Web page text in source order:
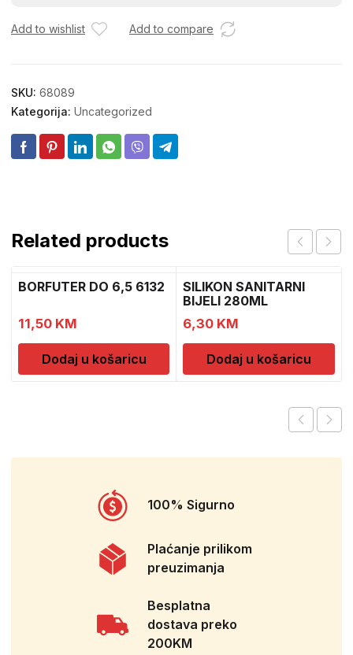
Add to wishlist Add to compare
SKU: 68089
Kategorija: Uncategorized
Related products
BORFUTER DO 6,5 6132
11,50 KM
Dodaj u košaricu
SILIKON SANITARNI
BIJELI 280ML
6,30 KM
Dodaj u košaricu
100% Sigurno
Plaćanje prilikom
preuzimanja
Besplatna
dostava preko
200KM